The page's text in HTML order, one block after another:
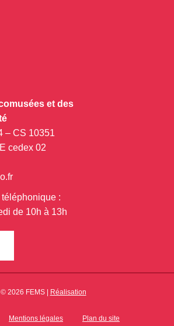
et des
– CS 10351
cedex 02
téléphonique :
de 10h à 13h
© 2026 FEMS | Réalisation
Mentions légales Plan du site